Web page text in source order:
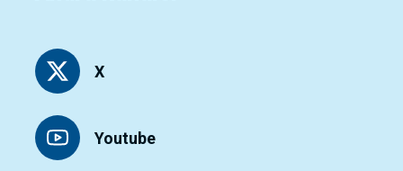
X
Youtube